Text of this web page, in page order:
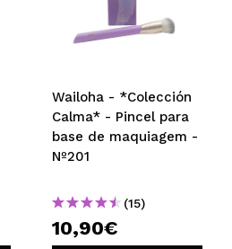
Wailoha - *Colección
Calma* - Pincel para
base de maquiagem -
Nº201
(15)
10,90€